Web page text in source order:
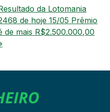
da Lotomania
de hoje 15/05 Prêmio
de mais R$2.500.000,00